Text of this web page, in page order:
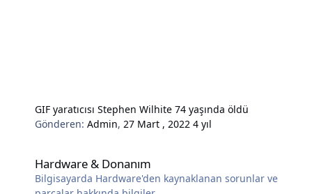
GIF yaratıcısı Stephen Wilhite 74 yaşında öldü
Gönderen:Admin, 27 Mart , 20224 yıl
Hardware & Donanım
Bilgisayarda Hardware'den kaynaklanan sorunlar ve